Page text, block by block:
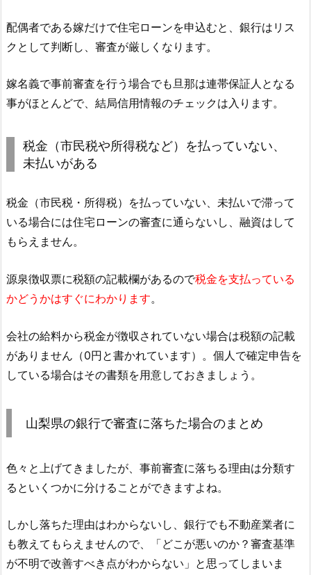
配偶者である嫁だけで住宅ローンを申込むと、銀行はリス
クとして判断し、審査が厳しくなります。
嫁名義で事前審査を行う場合でも旦那は連帯保証人となる
事がほとんどで、結局信用情報のチェックは入ります。
税金（市民税や所得税など）を払っていない、
未払いがある
税金（市民税・所得税）を払っていない、未払いで滞って
いる場合には住宅ローンの審査に通らないし、融資はして
もらえません。
源泉徴収票に税額の記載欄があるので税金を支払っている
かどうかはすぐにわかります。
会社の給料から税金が徴収されていない場合は税額の記載
がありません（0円と書かれています）。個人で確定申告を
している場合はその書類を用意しておきましょう。
山梨県の銀行で審査に落ちた場合のまとめ
色々と上げてきましたが、事前審査に落ちる理由は分類す
るといくつかに分けることができますよね。
しかし落ちた理由はわからないし、銀行でも不動産業者に
も教えてもらえませんので、「どこが悪いのか？審査基準
が不明で改善すべき点がわからない」と思ってしまいま